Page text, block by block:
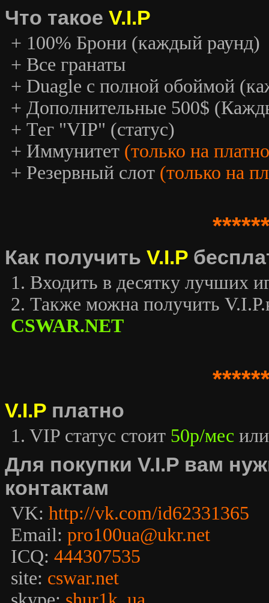
Что такое V.I.P
+ 100% Брони (каждый раунд)
+ Все гранаты
+ Duagle с полной обоймой
+ Дополнительные 500$
+ Тег "VIP" (статус)
+ Иммунитет (только на
+ Резервный слот (только на
Как получить V.I.P
1. Входить в десятку лучших
2. Также можна получить
CSWAR.NET
V.I.P платно
1. VIP статус стоит 50р/мес
Для покупки V.I.P вам
контактам
VK: http://vk.com/id62331365
Email: pro100ua@ukr.net
ICQ: 444307535
site: cswar.net